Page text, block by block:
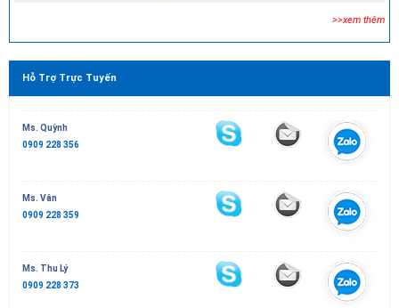
>>xem thêm
Hỗ Trợ Trực Tuyến
Ms. Quỳnh
0909 228 356
Ms. Vân
0909 228 359
Ms. Thu Lý
0909 228 373